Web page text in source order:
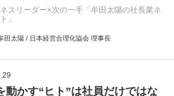
スリーダー×次の一手「牟田太陽の社長業ネ
」
田太陽 / 日本経営合理化協会 理事長
動かす“ヒト”は社員だけではな